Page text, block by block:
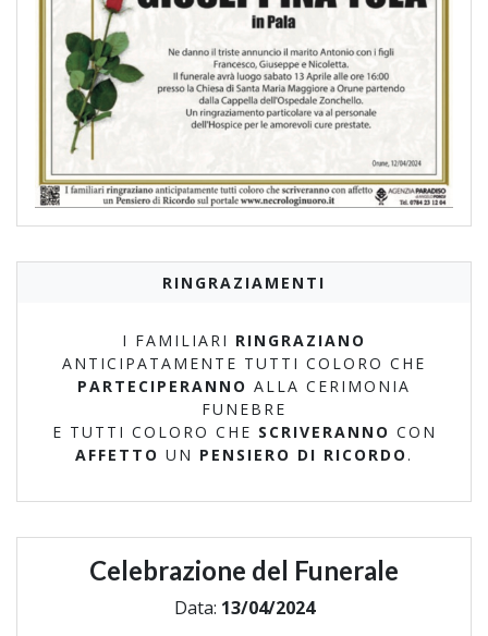
RINGRAZIAMENTI
I FAMILIARI RINGRAZIANO
ANTICIPATAMENTE TUTTI COLORO CHE
PARTECIPERANNO ALLA CERIMONIA
FUNEBRE
E TUTTI COLORO CHE SCRIVERANNO CON
AFFETTO UN PENSIERO DI RICORDO .
Celebrazione del Funerale
Data: 13/04/2024